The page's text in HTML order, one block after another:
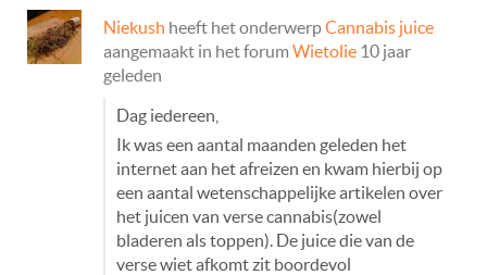
Niekush heeft het onderwerpCannabis juice
aangemaakt in het forum Wietolie 10 jaar
geleden
Dag iedereen,
Ik was een aantal maanden geleden het
internet aan het afreizen en kwam hierbij op
een aantal wetenschappelijke artikelen over
het juicen van verse cannabis(zowel
bladeren als toppen). De juice die van de
verse wiet afkomt zit boordevol